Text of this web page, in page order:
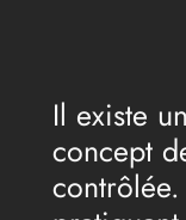
Il existe
concept